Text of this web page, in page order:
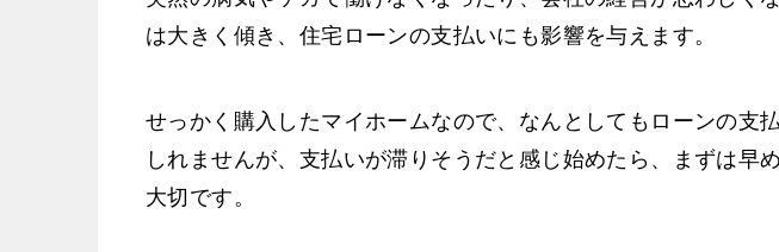
は大きく傾き、住宅ローンの支払いにも影響を与えます。
せっかく購入したマイホームなので、なんとしてもローンの支
しれませんが、支払いが滞りそうだと感じ始めたら、まずは早
大切です。